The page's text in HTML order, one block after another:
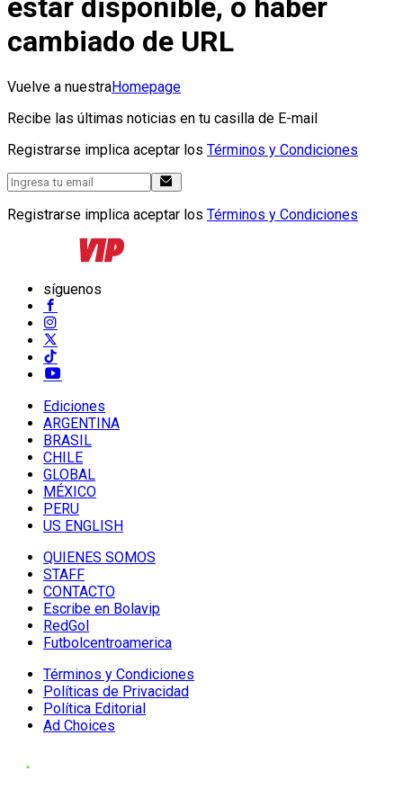
estar disponible, o haber
cambiado de URL
Vuelve a nuestraHomepage
Recibe las últimas noticias en tu casilla de E-mail
Registrarse implica aceptar los Términos y Condiciones
Registrarse implica aceptar los Términos y Condiciones
síguenos
Ediciones
ARGENTINA
BRASIL
CHILE
GLOBAL
MÉXICO
PERU
US ENGLISH
QUIENES SOMOS
STAFF
CONTACTO
Escribe en Bolavip
RedGol
Futbolcentroamerica
Términos y Condiciones
Políticas de Privacidad
Política Editorial
Ad Choices